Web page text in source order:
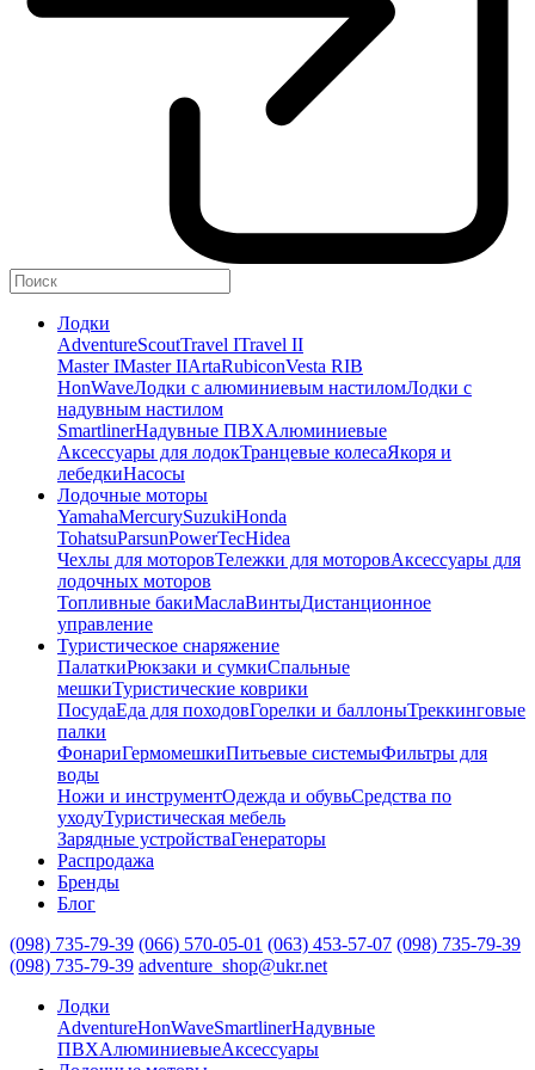
Лодки
AdventureScoutTravel ITravel II
Master IMaster IIArtaRubiconVesta RIB
HonWaveЛодки с алюминиевым настиломЛодки с
надувным настилом
SmartlinerНадувные ПВХАлюминиевые
Аксессуары для лодокТранцевые колесаЯкоря и
лебедкиНасосы
Лодочные моторы
YamahaMercurySuzukiHonda
TohatsuParsunPowerTecHidea
Чехлы для моторовТележки для моторовАксессуары для
лодочных моторов
Топливные бакиМаслаВинтыДистанционное
управление
Туристическое снаряжение
ПалаткиРюкзаки и сумкиСпальные
мешкиТуристические коврики
ПосудаЕда для походовГорелки и баллоныТреккинговые
палки
ФонариГермомешкиПитьевые системыФильтры для
воды
Ножи и инструментОдежда и обувьСредства по
уходуТуристическая мебель
Зарядные устройстваГенераторы
Распродажа
Бренды
Блог
(098) 735-79-39 (066) 570-05-01 (063) 453-57-07 (098) 735-79-39
(098) 735-79-39 adventure_shop@ukr.net
Лодки
AdventureHonWaveSmartlinerНадувные
ПВХАлюминиевыеАксессуары